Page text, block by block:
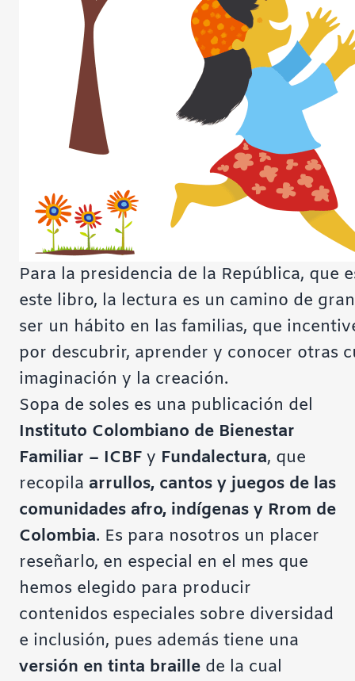
Para la presidencia de la República, que
este libro, la lectura es un camino de
ser un hábito en las familias, que
por descubrir, aprender y conocer otras
imaginación y la creación.
Sopa de soles es una publicación del
Instituto Colombiano de Bienestar
Familiar – ICBF y Fundalectura, que
recopila arrullos, cantos y juegos de las
comunidades afro, indígenas y Rrom de
Colombia. Es para nosotros un placer
reseñarlo, en especial en el mes que
hemos elegido para producir
contenidos especiales sobre diversidad
e inclusión, pues además tiene una
versión en tinta braille de la cual